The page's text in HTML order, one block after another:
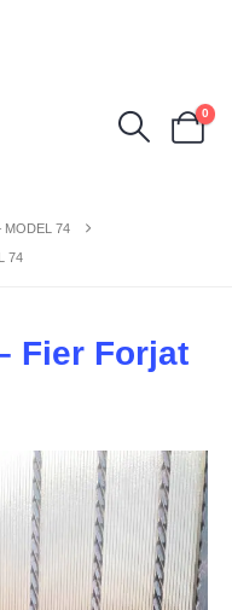
0
MODEL 74
74
Fier Forjat